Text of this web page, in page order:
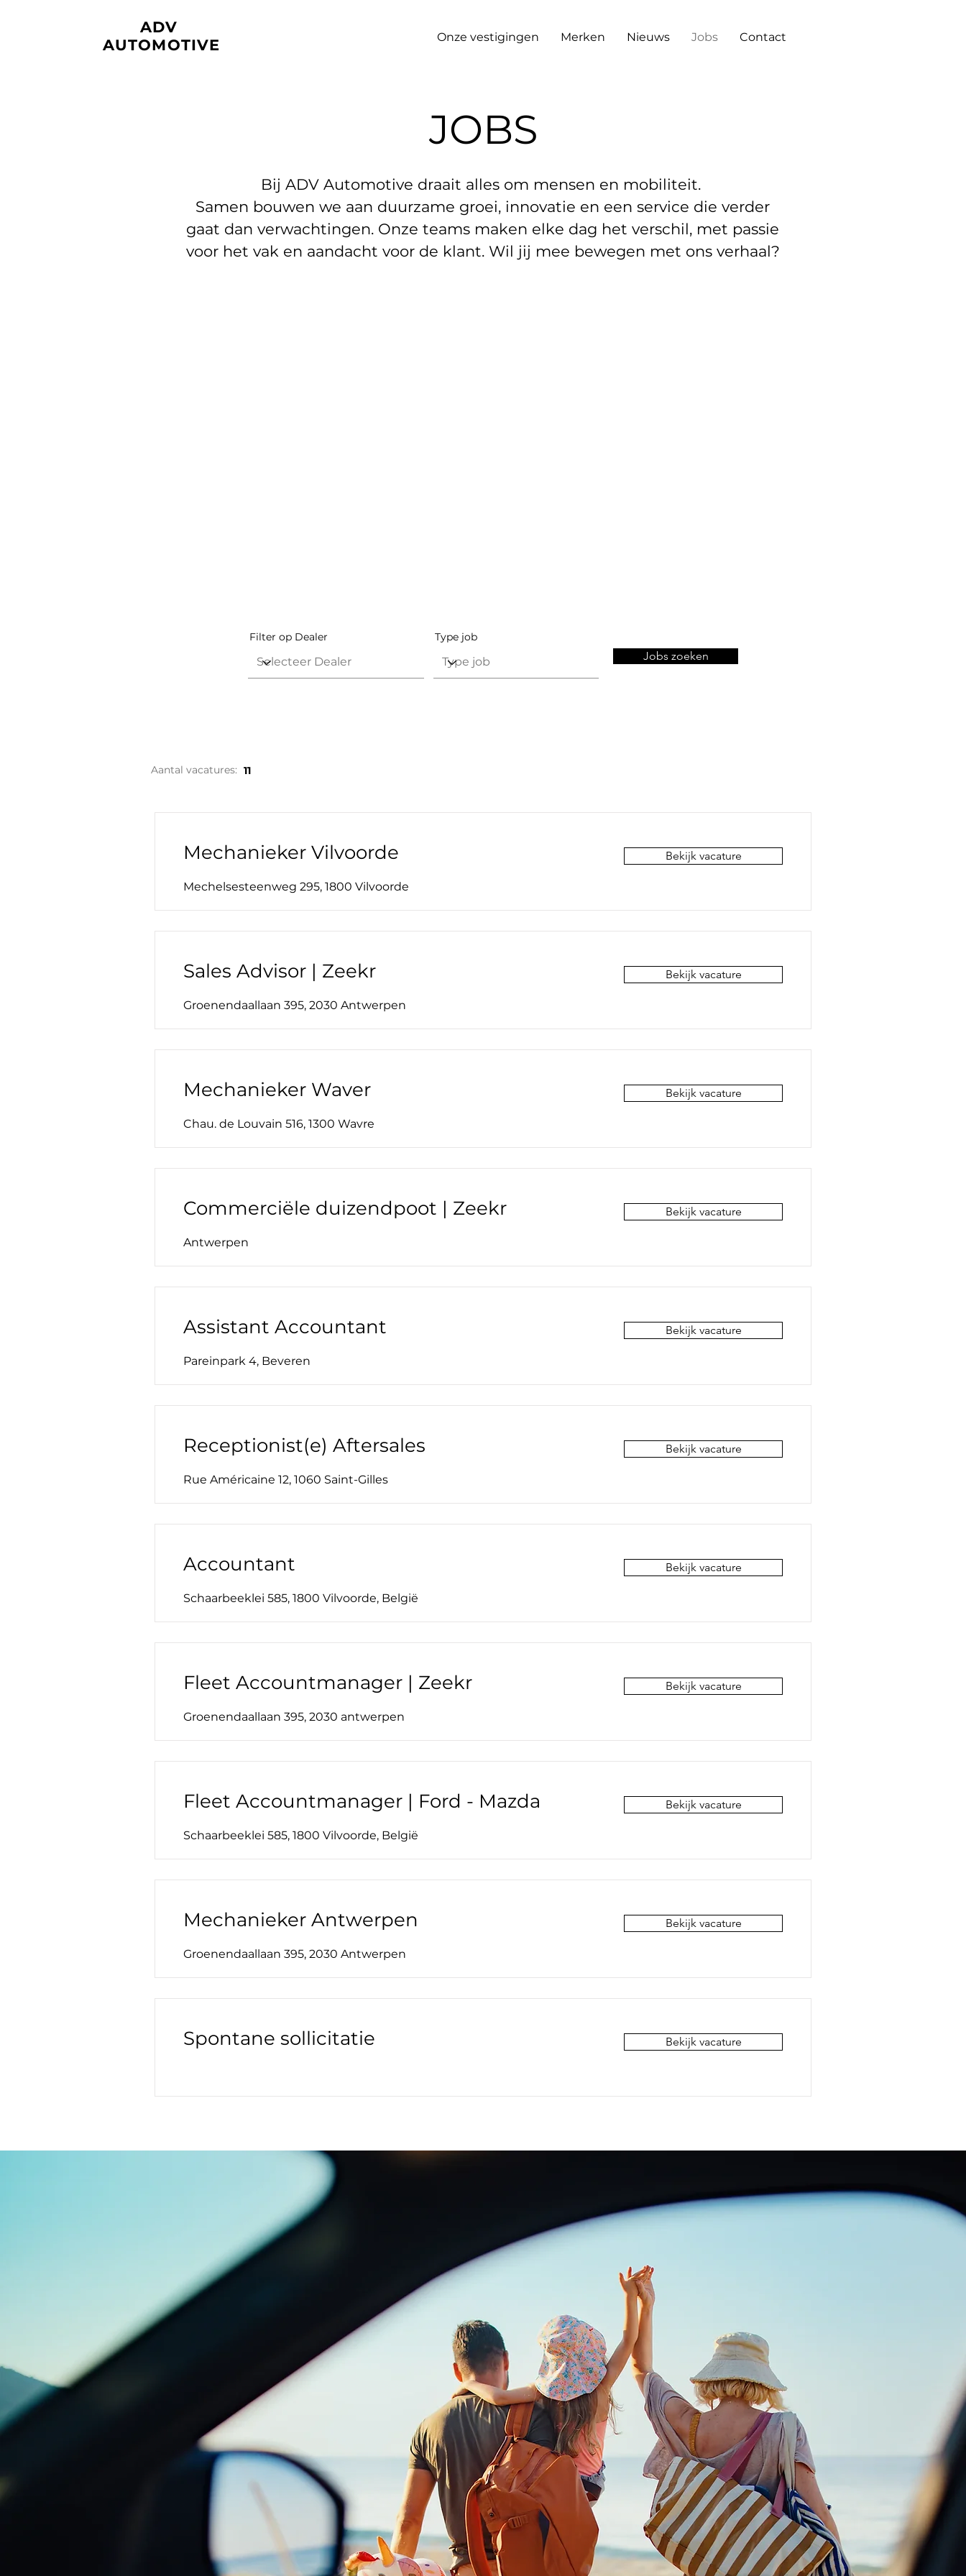
ADV
AUTOMOTIVE
Onze vestigingen Merken Nieuws Jobs Contact
JOBS
Bij ADV Automotive draait alles om mensen en mobiliteit.
Samen bouwen we aan duurzame groei, innovatie en een service die verder
gaat dan verwachtingen. Onze teams maken elke dag het verschil, met passie
voor het vak en aandacht voor de klant. Wil jij mee bewegen met ons verhaal?
Filter op Dealer Type job
Jobs zoeken
Aantal vacatures: 11
Mechanieker Vilvoorde Bekijk vacature
Mechelsesteenweg 295, 1800 Vilvoorde
Sales Advisor | Zeekr Bekijk vacature
Groenendaallaan 395, 2030 Antwerpen
Mechanieker Waver Bekijk vacature
Chau. de Louvain 516, 1300 Wavre
Commerciële duizendpoot | Zeekr Bekijk vacature
Antwerpen
Assistant Accountant Bekijk vacature
Pareinpark 4, Beveren
Receptionist(e) Aftersales Bekijk vacature
Rue Américaine 12, 1060 Saint-Gilles
Accountant Bekijk vacature
Schaarbeeklei 585, 1800 Vilvoorde, België
Fleet Accountmanager | Zeekr Bekijk vacature
Groenendaallaan 395, 2030 antwerpen
Fleet Accountmanager | Ford - Mazda Bekijk vacature
Schaarbeeklei 585, 1800 Vilvoorde, België
Mechanieker Antwerpen Bekijk vacature
Groenendaallaan 395, 2030 Antwerpen
Spontane sollicitatie Bekijk vacature